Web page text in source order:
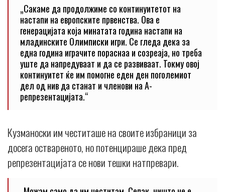
„Сакаме да продолжиме со континуитетот на
настапи на европските првенства. Ова е
генерацијата која минатата година настапи на
младинските Олимписки игри. Се гледа дека за
една година играчите пораснаа и созреаја, но треба
уште да напредуваат и да се развиваат. Токму овој
континуитет ќе им помогне еден ден поголемиот
дел од нив да станат и членови на А-
репрезентацијата.“
Кузманоски им честиташе на своите избраници за
досега оствареното, но потенцираше дека пред
репрезентацијата се нови тешки натпревари.